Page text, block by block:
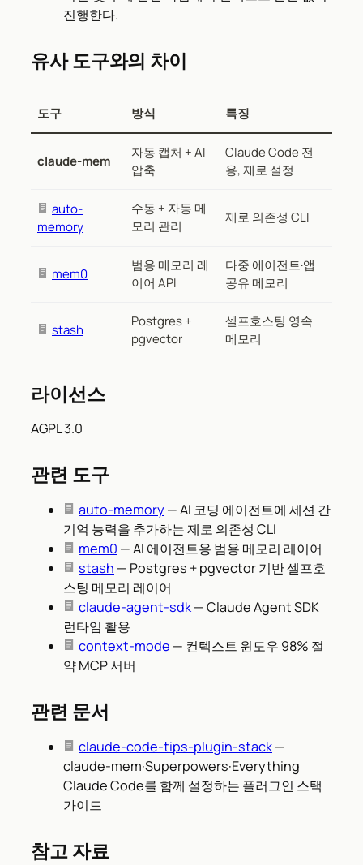
진행한다.
유사 도구와의 차이
도구 방식 특징
claude-mem
자동 캡처 + AI
압축
Claude Code 전
용, 제로 설정
auto-
memory
수동 + 자동 메
모리 관리
제로 의존성 CLI
mem0
범용 메모리 레
이어 API
다중 에이전트·앱
공유 메모리
stash
Postgres +
pgvector
셀프호스팅 영속
메모리
라이선스
AGPL 3.0
관련 도구
auto-memory— AI 코딩 에이전트에 세션 간
기억 능력을 추가하는 제로 의존성 CLI
mem0 — AI 에이전트용 범용 메모리 레이어
stash — Postgres + pgvector 기반 셀프호
스팅 메모리 레이어
claude-agent-sdk— Claude Agent SDK
런타임 활용
context-mode — 컨텍스트 윈도우 98% 절
약 MCP 서버
관련 문서
claude-code-tips-plugin-stack—
claude-mem·Superpowers·Everything
Claude Code를 함께 설정하는 플러그인 스택
가이드
참고 자료